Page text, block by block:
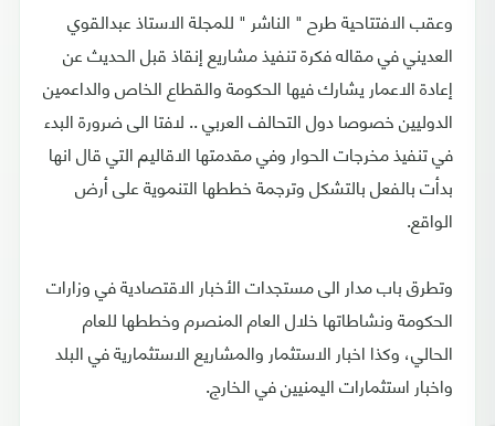
وعقب الافتتاحية طرح " الناشر " للمجلة الاستاذ عبدالقوي
العديني في مقاله فكرة تنفيذ مشاريع إنقاذ قبل الحديث عن
إعادة الاعمار يشارك فيها الحكومة والقطاع الخاص والداعمين
الدوليين خصوصا دول التحالف العربي .. لافتا الى ضرورة البدء
في تنفيذ مخرجات الحوار وفي مقدمتها الاقاليم التي قال انها
بدأت بالفعل بالتشكل وترجمة خططها التنموية على أرض
الواقع.
وتطرق باب مدار الى مستجدات الأخبار الاقتصادية في وزارات
الحكومة ونشاطاتها خلال العام المنصرم وخططها للعام
الحالي، وكذا اخبار الاستثمار والمشاريع الاستثمارية في البلد
واخبار استثمارات اليمنيين في الخارج.